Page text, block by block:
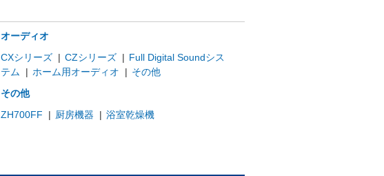
オーディオ
CXシリーズ | CZシリーズ | Full Digital Soundシス
テム
| ホーム用オーディオ | その他
その他
ZH700FF
| 厨房機器 | 浴室乾燥機